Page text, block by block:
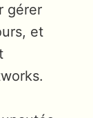
gérer
et